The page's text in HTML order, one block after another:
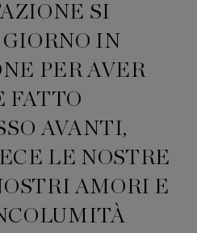
SI
IN
PER AVER
FATTO
AVANTI,
LE NOSTRE
AMORI E